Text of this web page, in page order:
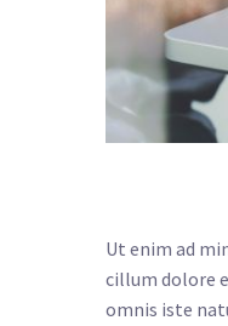
Ut enim ad
cillum dolore
omnis iste